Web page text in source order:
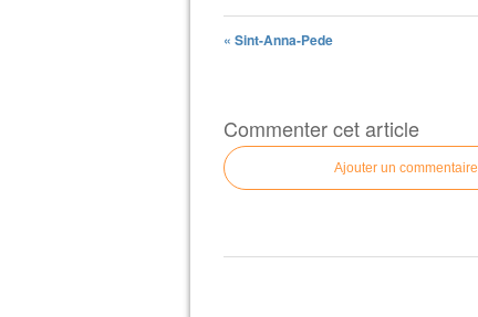
« Sint-Anna-Pede
Commenter cet article
Ajouter un commentaire